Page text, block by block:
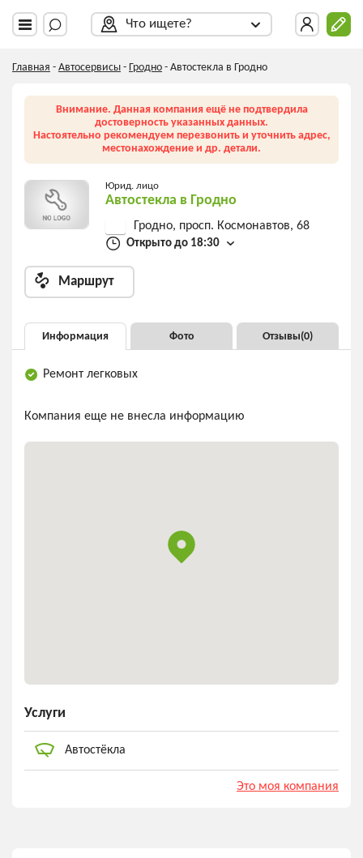
Что ищете?
Главная - Автосервисы - Гродно - Автостекла в Гродно
Внимание. Данная компания ещё не подтвердила
достоверность указанных данных.
Настоятельно рекомендуем перезвонить и уточнить адрес,
местонахождение и др. детали.
Юрид. лицо
Автостекла в Гродно
Гродно, просп. Космонавтов, 68
Открыто до 18:30
Маршрут
Информация Фото Отзывы(0)
Ремонт легковых
Компания еще не внесла информацию
Услуги
Автостёкла
Это моя компания